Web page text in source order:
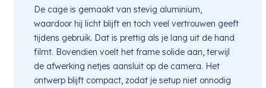
De cage is gemaakt van stevig aluminium,
waardoor hij licht blijft en toch veel vertrouwen geeft
tijdens gebruik. Dat is prettig als je lang uit de hand
filmt. Bovendien voelt het frame solide aan, terwijl
de afwerking netjes aansluit op de camera. Het
ontwerp blijft compact, zodat je setup niet onnodig